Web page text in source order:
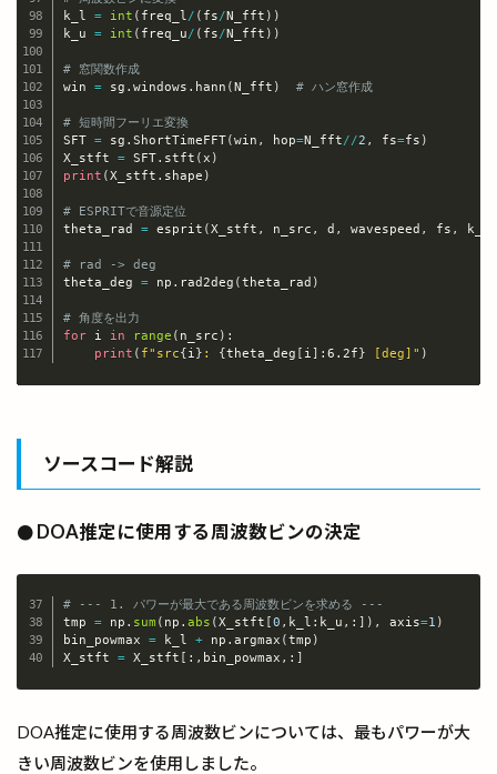
k_l = int ( freq_l/ ( fs/N_fft ) )
k_u = int ( freq_u/ ( fs/N_fft ) )
# 窓関数作成
win = sg . windows . hann ( N_fft ) # ハン窓作成
# 短時間フーリエ変換
SFT = sg . ShortTimeFFT( win , hop=N_fft//2 , fs=fs )
X_stft = SFT. stft ( x )
print ( X_stft . shape )
# ESPRITで音源定位
theta_rad = esprit ( X_stft , n_src , d , wavespeed , fs , k_l
# rad -> deg
theta_deg = np . rad2deg ( theta_rad )
# 角度を出力
for i in range ( n_src ) :
print ( f"src{ i } : { theta_deg i : 6.2f } [deg]" )
ソースコード解説
● DOA推定に使用する周波数ビンの決定
# --- 1. パワーが最大である周波数ビンを求める ---
tmp = np . sum ( np . abs ( X_stft 0 , k_l : k_u , : ) , axis=1 )
bin_powmax = k_l + np . argmax ( tmp )
X_stft = X_stft : , bin_powmax , :
Copy
DOA推定に使用する周波数ビンについては、最もパワーが大
きい周波数ビンを使用しました。